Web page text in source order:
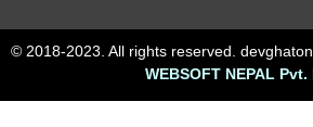
© 2018-2023. All rights reserved.
WEBSOFT NEPAL Pvt.